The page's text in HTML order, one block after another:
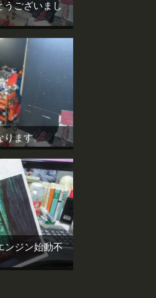
うございまし
ります。
ンジン始動不